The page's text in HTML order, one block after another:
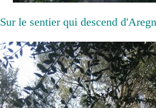
Sur le sentier qui descend